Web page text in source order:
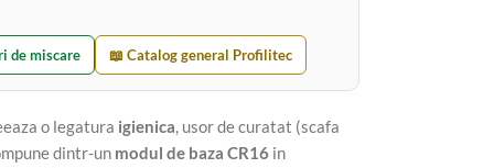
de miscare 📖 Catalog general Profilitec
o legatura igienica, usor de curatat (scafa
dintr-un modul de baza CR16 in